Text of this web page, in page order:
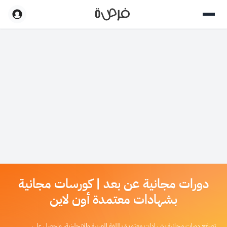
دورات مجانية عن بعد | كورسات مجانية
بشهادات معتمدة أون لاين